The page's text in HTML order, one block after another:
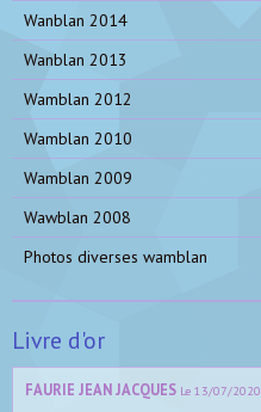
Wanblan 2014
Wanblan 2013
Wamblan 2012
Wamblan 2010
Wamblan 2009
Wawblan 2008
Photos diverses wamblan
Livre d'or
FAURIE JEAN JACQUES Le 13/07/2020